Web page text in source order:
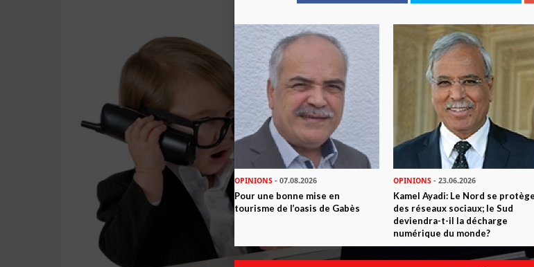
OPINIONS - 07.08.2026
Pour une bonne mise en
tourisme de l’oasis de Gabès
OPINIONS - 23.06.2026
Kamel Ayadi: Le Nord se protège
des réseaux sociaux; le Sud
deviendra-t-il la décharge
numérique du monde?